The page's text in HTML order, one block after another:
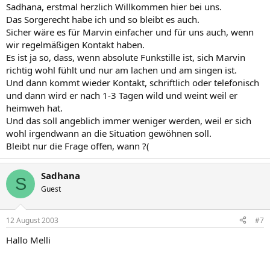
Sadhana, erstmal herzlich Willkommen hier bei uns.
Das Sorgerecht habe ich und so bleibt es auch.
Sicher wäre es für Marvin einfacher und für uns auch, wenn
wir regelmäßigen Kontakt haben.
Es ist ja so, dass, wenn absolute Funkstille ist, sich Marvin
richtig wohl fühlt und nur am lachen und am singen ist.
Und dann kommt wieder Kontakt, schriftlich oder telefonisch
und dann wird er nach 1-3 Tagen wild und weint weil er
heimweh hat.
Und das soll angeblich immer weniger werden, weil er sich
wohl irgendwann an die Situation gewöhnen soll.
Bleibt nur die Frage offen, wann ?(
S Sadhana
Guest
12 August 2003 #7
Hallo Melli